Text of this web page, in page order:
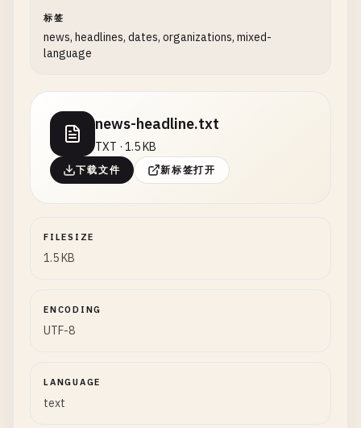
标签
news, headlines, dates, organizations, mixed-
language
news-headline.txt
TXT · 1.5 KB
下载文件 新标签打开
FILESIZE
1.5 KB
ENCODING
UTF-8
LANGUAGE
text